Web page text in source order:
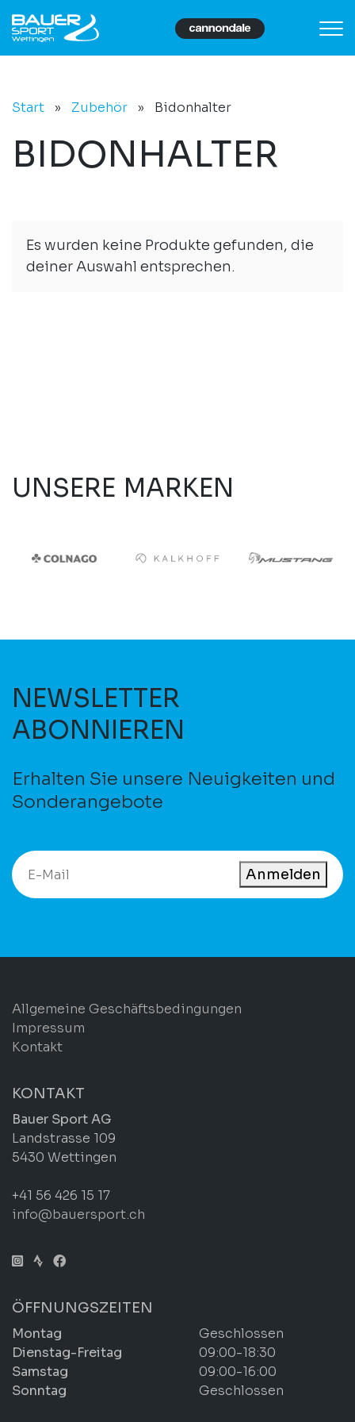
Start » Zubehör » Bidonhalter
BIDONHALTER
Es wurden keine Produkte gefunden, die
deiner Auswahl entsprechen.
UNSERE MARKEN
NEWSLETTER
ABONNIEREN
Erhalten Sie unsere Neuigkeiten und
Sonderangebote
Anmelden
Allgemeine Geschäftsbedingungen
Impressum
Kontakt
KONTAKT
Bauer Sport AG
Landstrasse 109
5430 Wettingen
+41 56 426 15 17
info@bauersport.ch
ÖFFNUNGSZEITEN
Montag
Geschlossen
Dienstag-Freitag
09:00-18:30
Samstag
09:00-16:00
Sonntag
Geschlossen